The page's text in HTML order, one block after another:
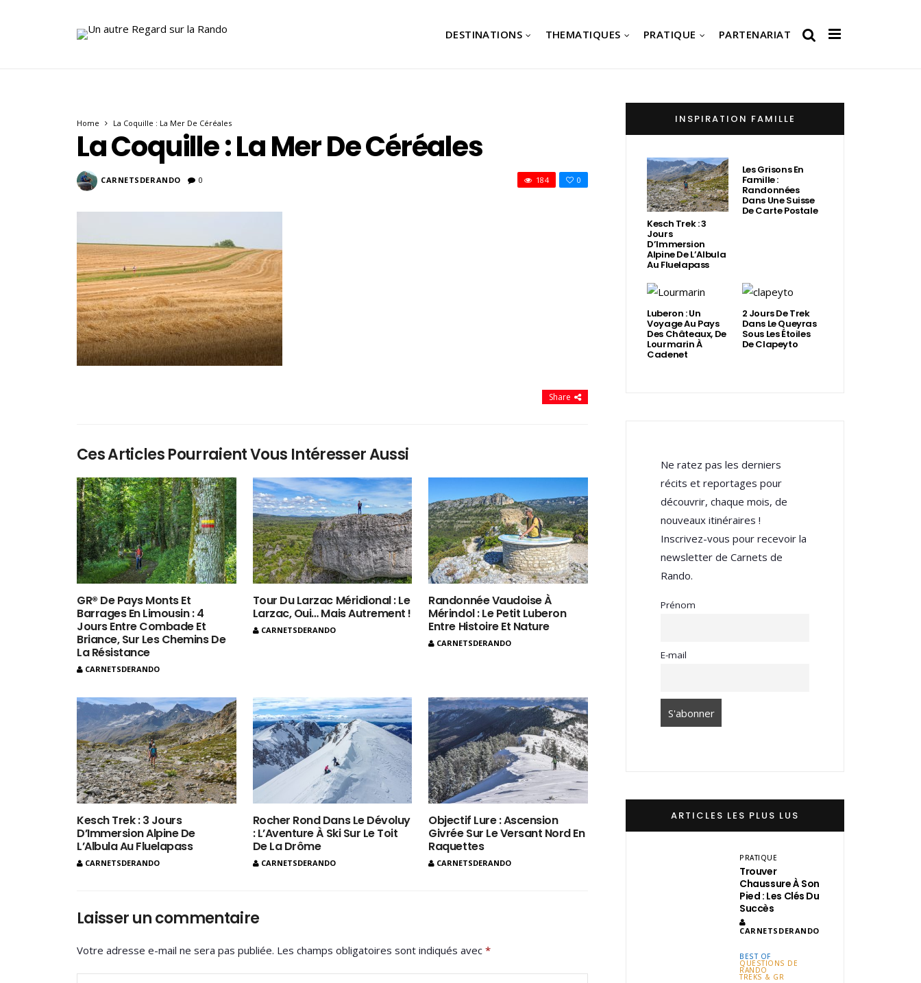
DESTINATIONS THEMATIQUES PRATIQUE PARTENARIAT
Home La Coquille : La Mer De Céréales
La Coquille : La Mer De Céréales
CARNETSDERANDO 0 0
184
Share
Ces Articles Pourraient Vous Intéresser Aussi
GR® De Pays Monts Et
Barrages En Limousin : 4
Jours Entre Combade Et
Briance, Sur Les Chemins De
La Résistance
CARNETSDERANDO
Tour Du Larzac Méridional : Le
Larzac, Oui… Mais Autrement !
CARNETSDERANDO
Randonnée Vaudoise À
Mérindol : Le Petit Luberon
Entre Histoire Et Nature
CARNETSDERANDO
Kesch Trek : 3 Jours
D’Immersion Alpine De
L’Albula Au Fluelapass
CARNETSDERANDO
Rocher Rond Dans Le Dévoluy
: L’Aventure À Ski Sur Le Toit
De La Drôme
CARNETSDERANDO
Objectif Lure : Ascension
Givrée Sur Le Versant Nord En
Raquettes
CARNETSDERANDO
Laisser un commentaire
Votre adresse e-mail ne sera pas publiée. Les champs obligatoires sont indiqués avec *
INSPIRATION FAMILLE
Kesch Trek : 3
Jours
D’Immersion
Alpine De L’Albula
Au Fluelapass
Les Grisons En
Famille :
Randonnées
Dans Une Suisse
De Carte Postale
Luberon : Un
Voyage Au Pays
Des Châteaux, De
Lourmarin À
Cadenet
2 Jours De Trek
Dans Le Queyras
Sous Les Étoiles
De Clapeyto
Ne ratez pas les derniers
récits et reportages pour
découvrir, chaque mois, de
nouveaux itinéraires !
Inscrivez-vous pour recevoir la
newsletter de Carnets de
Rando.
Prénom
E-mail
ARTICLES LES PLUS LUS
PRATIQUE
Trouver
Chaussure À Son
Pied : Les Clés Du
Succès
CARNETSDERANDO
BEST OF
QUESTIONS DE
RANDO
TREKS & GR